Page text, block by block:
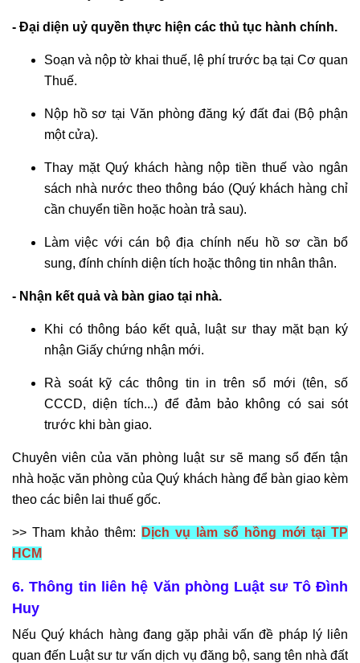
- Đại diện uỷ quyền thực hiện các thủ tục hành chính.
Soạn và nộp tờ khai thuế, lệ phí trước bạ tại Cơ quan
Thuế.
Nộp hồ sơ tại Văn phòng đăng ký đất đai (Bộ phận
một cửa).
Thay mặt Quý khách hàng nộp tiền thuế vào ngân
sách nhà nước theo thông báo (Quý khách hàng chỉ
cần chuyển tiền hoặc hoàn trả sau).
Làm việc với cán bộ địa chính nếu hồ sơ cần bổ
sung, đính chính diện tích hoặc thông tin nhân thân.
- Nhận kết quả và bàn giao tại nhà.
Khi có thông báo kết quả, luật sư thay mặt bạn ký
nhận Giấy chứng nhận mới.
Rà soát kỹ các thông tin in trên sổ mới (tên, số
CCCD, diện tích...) để đảm bảo không có sai sót
trước khi bàn giao.
Chuyên viên của văn phòng luật sư sẽ mang sổ đến tận
nhà hoặc văn phòng của Quý khách hàng để bàn giao kèm
theo các biên lai thuế gốc.
>> Tham khảo thêm:
Dịch vụ làm sổ hồng mới tại TP
HCM
6. Thông tin liên hệ Văn phòng Luật sư Tô Đình
Huy
Nếu Quý khách hàng đang gặp phải vấn đề pháp lý liên
quan đến Luật sư tư vấn dịch vụ đăng bộ, sang tên nhà đất